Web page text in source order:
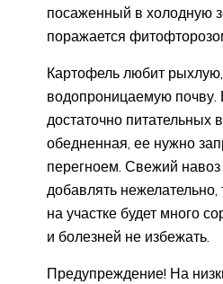
посаженный в холодную
поражается
Картофель любит
водопроницаемую
достаточно питательных
обедненная, ее нужно
перегноем. Свежий навоз
добавлять нежелательно,
на участке будет много
и болезней не избежать.
Предупреждение! На